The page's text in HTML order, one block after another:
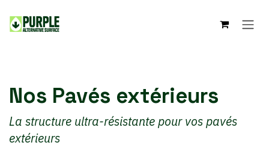
Nos Pavés extérieurs
La structure ultra-résistante pour vos pavés
extérieurs